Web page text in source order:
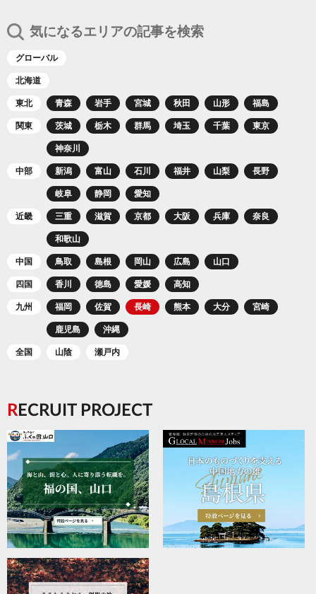
気になるエリアの記事を検索
グローバル
北海道
東北 青森 岩手 宮城 秋田 山形 福島
関東 茨城 栃木 群馬 埼玉 千葉 東京
神奈川
中部 新潟 富山 石川 福井 山梨 長野
岐阜 静岡 愛知
近畿 三重 滋賀 京都 大阪 兵庫 奈良
和歌山
中国 鳥取 島根 岡山 広島 山口
四国 香川 徳島 愛媛 高知
九州 福岡 佐賀 長崎 熊本 大分 宮崎
鹿児島 沖縄
全国 山陰 瀬戸内
RECRUIT PROJECT